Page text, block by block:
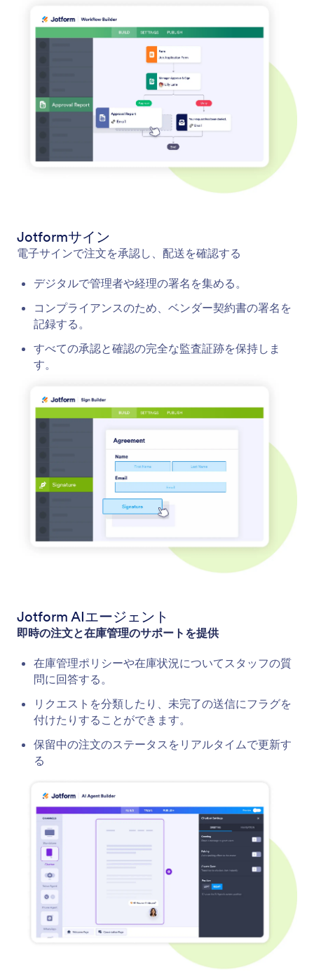
Jotformサイン
電子サインで注文を承認し、配送を確認する
デジタルで管理者や経理の署名を集める。
コンプライアンスのため、ベンダー契約書の署名を
記録する。
すべての承認と確認の完全な監査証跡を保持しま
す。
Jotform AIエージェント
即時の注文と在庫管理のサポートを提供
在庫管理ポリシーや在庫状況についてスタッフの質
問に回答する。
リクエストを分類したり、未完了の送信にフラグを
付けたりすることができます。
保留中の注文のステータスをリアルタイムで更新す
る